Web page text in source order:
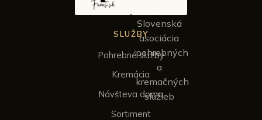
SLUŽBY
Pohrebné služby
Kremácia
Návšteva doma
Sortiment